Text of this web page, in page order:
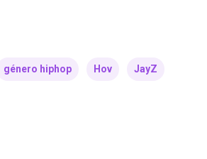
género hiphop Hov JayZ